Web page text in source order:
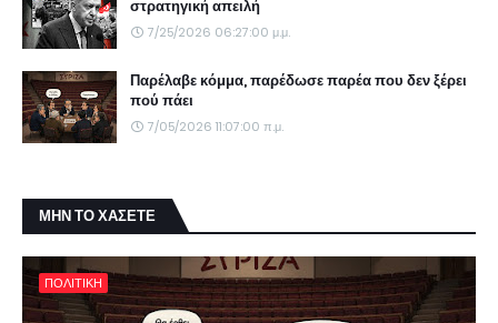
στρατηγική απειλή
7/25/2026 06:27:00 μ.μ.
Παρέλαβε κόμμα, παρέδωσε παρέα που δεν ξέρει
πού πάει
7/05/2026 11:07:00 π.μ.
ΜΗΝ ΤΟ ΧΑΣΕΤΕ
ΠΟΛΙΤΙΚΗ